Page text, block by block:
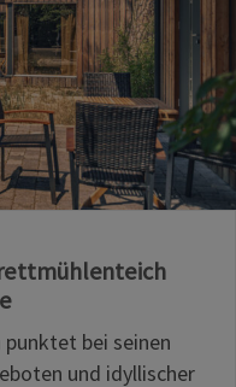
punktet bei seinen
und idyllischer